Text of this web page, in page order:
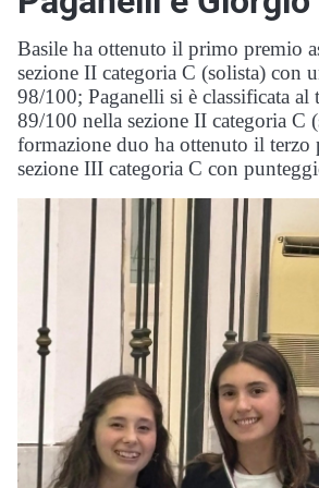
Basile ha ottenuto il primo premio
sezione II categoria C (solista) con
98/100; Paganelli si è classificata al
89/100 nella sezione II categoria C
formazione duo ha ottenuto il terzo
sezione III categoria C con